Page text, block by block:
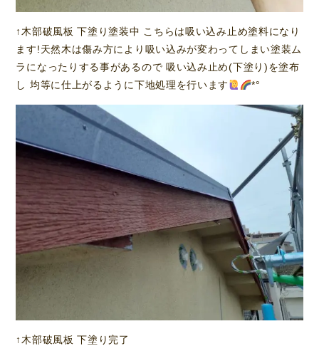
↑木部破風板 下塗り塗装中 こちらは吸い込み止め塗料になり
ます!天然木は傷み方により吸い込みが変わってしまい塗装ム
ラになったりする事があるので 吸い込み止め(下塗り)を塗布
し 均等に仕上がるように下地処理を行います
*°
↑木部破風板 下塗り完了